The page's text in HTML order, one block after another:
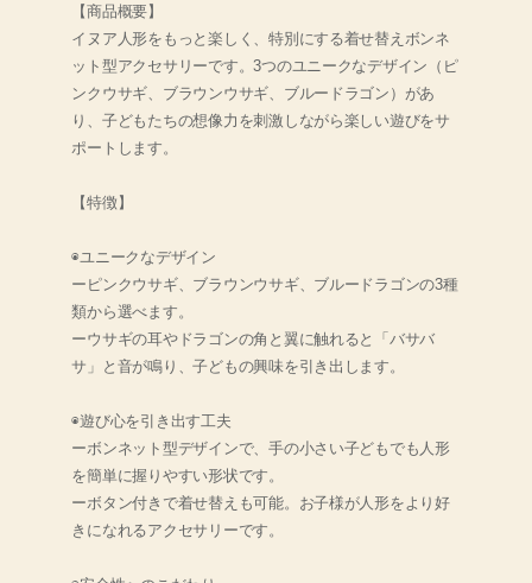
【商品概要】
イヌア人形をもっと楽しく、特別にする着せ替えボンネ
ット型アクセサリーです。3つのユニークなデザイン（ピ
ンクウサギ、ブラウンウサギ、ブルードラゴン）があ
り、子どもたちの想像力を刺激しながら楽しい遊びをサ
ポートします。
【特徴】
◉ユニークなデザイン
ーピンクウサギ、ブラウンウサギ、ブルードラゴンの3種
類から選べます。
ーウサギの耳やドラゴンの角と翼に触れると「バサバ
サ」と音が鳴り、子どもの興味を引き出します。
◉遊び心を引き出す工夫
ーボンネット型デザインで、手の小さい子どもでも人形
を簡単に握りやすい形状です。
ーボタン付きで着せ替えも可能。お子様が人形をより好
きになれるアクセサリーです。